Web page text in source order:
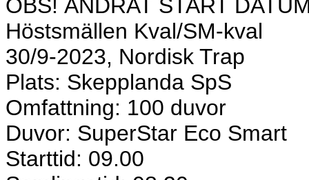
OBS! ÄNDRAT START
Höstsmällen Kval/SM-kval
30/9-2023, Nordisk Trap
Plats: Skepplanda SpS
Omfattning: 100 duvor
Duvor: SuperStar Eco Smart
Starttid: 09.00